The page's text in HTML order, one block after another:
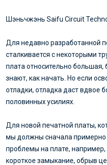
Шэньчжэнь Saifu Circuit
Для недавно разработанной
сталкивается с некоторыми
плата относительно
знают, как начать. Но если
отладки, отладка даст вдвое
половинных усилиях.
Для новой печатной платы,
мы должны сначала примерно
проблемы на плате,
короткое замыкание, обрыв